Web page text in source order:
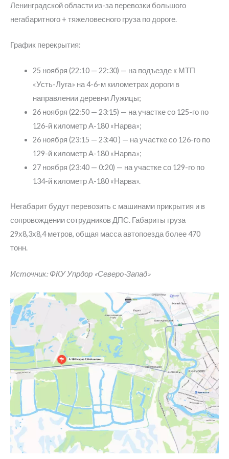
Ленинградской области из-за перевозки большого
негабаритного + тяжеловесного груза по дороге.
График перекрытия:
25 ноября (22:10 — 22:30) — на подъезде к МТП
«Усть-Луга» на 4-6-м километрах дороги в
направлении деревни Лужицы;
26 ноября (22:50 — 23:15) — на участке со 125-го по
126-й километр А-180 «Нарва»;
26 ноября (23:15 — 23:40 ) — на участке со 126-го по
129-й километр А-180 «Нарва»;
27 ноября (23:40 — 0:20) — на участке со 129-го по
134-й километр А-180 «Нарва».
Негабарит будут перевозить с машинами прикрытия и в
сопровождении сотрудников ДПС. Габариты груза
29х8,3х8,4 метров, общая масса автопоезда более 470
тонн.
Источник: ФКУ Упрдор «Северо-Запад»